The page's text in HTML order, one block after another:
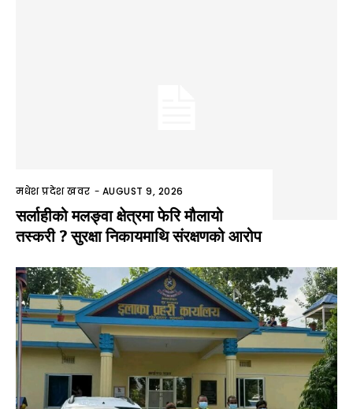
मधेश प्रदेश खवर - AUGUST 9, 2026
सर्लाहीको मलङ्वा क्षेत्रमा फेरि मौलायो
तस्करी ? सुरक्षा निकायमाथि संरक्षणको आरोप